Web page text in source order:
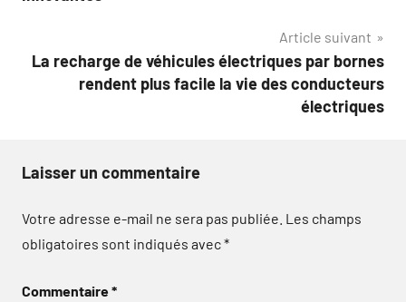
Article suivant
La recharge de véhicules électriques par bornes
rendent plus facile la vie des conducteurs
électriques
Laisser un commentaire
Votre adresse e-mail ne sera pas publiée. Les champs
obligatoires sont indiqués avec*
Commentaire*